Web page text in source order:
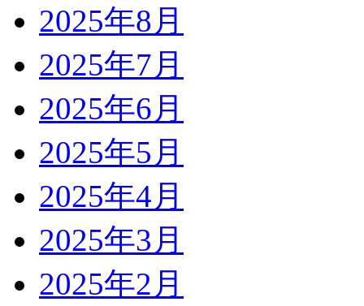
2025年8月
2025年7月
2025年6月
2025年5月
2025年4月
2025年3月
2025年2月